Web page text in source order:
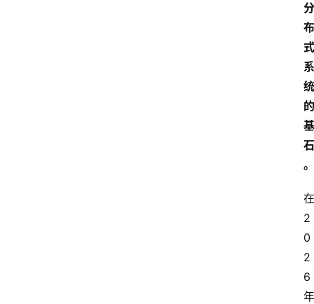
分
布
式
系
统
的
基
石
。
在
2
0
2
6
年